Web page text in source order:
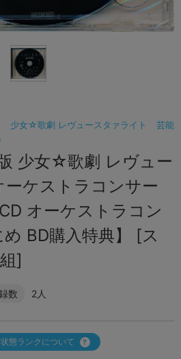
少女☆歌劇 レヴュースタァライト
芸能
版 少女☆歌劇 レヴュー
ケストラコンサー
オーケストラコン
BD購入特典】 [ス
]
数 2人
状態ランクについて